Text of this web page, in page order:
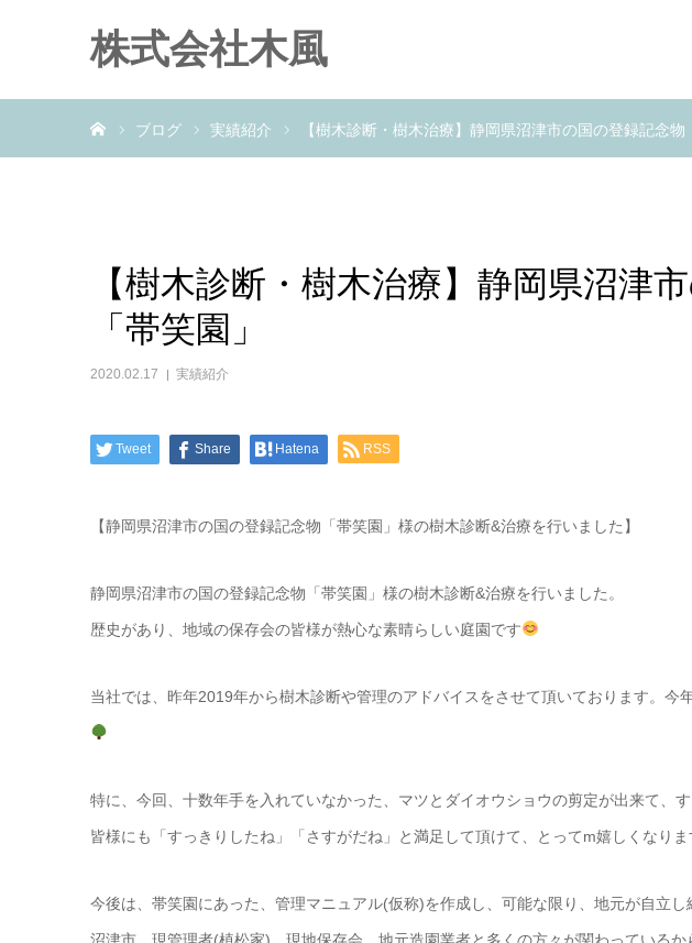
株式会社木風
ブログ 実績紹介 【樹木診断・樹木治療】静岡県沼津市の国の登録記念物
【樹木診断・樹木治療】静岡県沼津
「帯笑園」
2020.02.17 実績紹介
Tweet Share Hatena RSS
【静岡県沼津市の国の登録記念物「帯笑園」様の樹木診断&治療を行いました】
静岡県沼津市の国の登録記念物「帯笑園」様の樹木診断&治療を行いました。
歴史があり、地域の保存会の皆様が熱心な素晴らしい庭園です
当社では、昨年2019年から樹木診断や管理のアドバイスをさせて頂いております。今
特に、今回、十数年手を入れていなかった、マツとダイオウショウの剪定が出来て、
皆様にも「すっきりしたね」「さすがだね」と満足して頂けて、とってm嬉しくなりま
今後は、帯笑園にあった、管理マニュアル(仮称)を作成し、可能な限り、地元が自立し